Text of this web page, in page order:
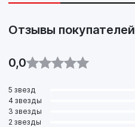
Отзывы покупателей
0,0
5 звезд
4 звезды
3 звезды
2 звезды